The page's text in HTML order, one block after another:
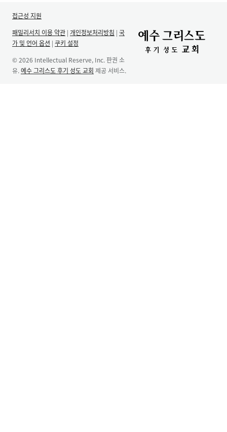
접근성 지원
패밀리서치 이용 약관 | 개인정보처리방침 | 국
가 및 언어 옵션 | 쿠키 설정
© 2026 Intellectual Reserve, Inc. 판권 소
유. 예수 그리스도 후기 성도 교회 제공 서비스.